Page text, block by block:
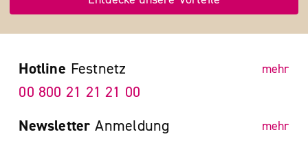
Hotline Festnetz mehr
00 800 21 21 21 00
Newsletter Anmeldung mehr